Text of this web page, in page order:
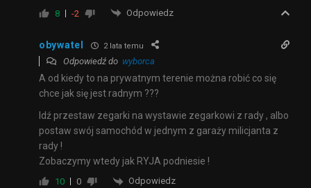
8 -2 Odpowiedz
obywatel 2 lata temu
Odpowiedź do wyborca
A od kiedy to na prywatnym terenie można robić co się
chce jak się jest radnym ???
Idź przestaw zegarki na wystawie zegarkowi z rady , albo
postaw swój samochód w jednym z garaży milicjanta z
rady !
Zobaczymy wtedy jak RYJA podniesie !
10 0 Odpowiedz